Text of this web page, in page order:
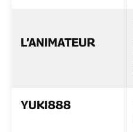
L’ANIMATEUR
YUKI888